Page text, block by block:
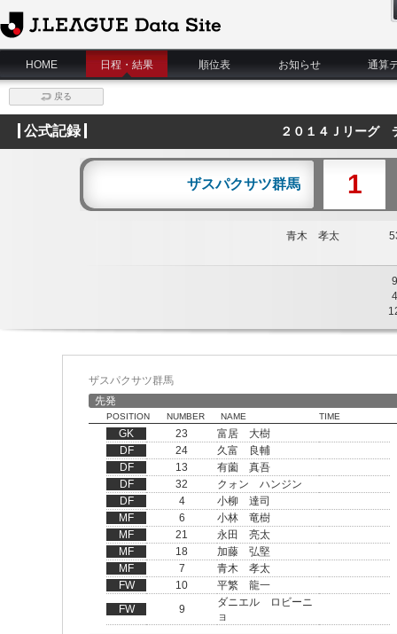
J.League Data Site
HOME
日程・結果 順位表 お知らせ 通算
戻る
公式記録 ２０１４Ｊリーグ
ザスパクサツ群馬 1
青木 孝太
9
4
ザスパクサツ群馬
先発
POSITION NUMBER NAME TIME
GK 23
富居 大樹
DF
24
久富 良輔
DF
13
有薗 真吾
DF
32
クォン ハンジン
DF
4
小柳 達司
MF
6
小林 竜樹
MF
21
永田 亮太
MF
18
加藤 弘堅
MF
7
青木 孝太
FW
10
平繁 龍一
FW
9
ダニエル ロビーニ
ョ